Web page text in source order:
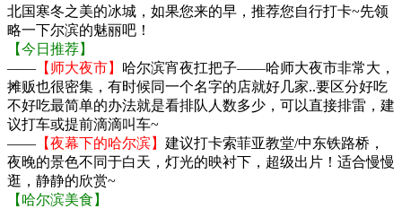
北国寒冬之美的冰城，如果您来的早，推荐您自行打卡~先领
略一下尔滨的魅丽吧！
【今日推荐】
—— 【师大夜市】 哈尔滨宵夜扛把子——哈师大夜市非常大，
摊贩也很密集，有时候同一个名字的店就好几家..要区分好吃
不好吃最简单的办法就是看排队人数多少，可以直接排雷，建
议打车或提前滴滴叫车~
—— 【夜幕下的哈尔滨】 建议打卡索菲亚教堂/中东铁路桥，
夜晚的景色不同于白天，灯光的映衬下，超级出片！适合慢慢
逛，静静的欣赏~
【哈尔滨美食】